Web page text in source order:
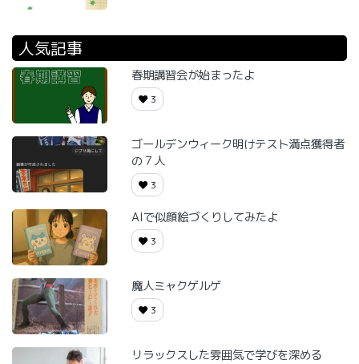
人気記事
春期講習会が始まったよ
3
ゴールデンウィーク明けテスト満点獲得者
の７人
3
AIで似顔絵づくりしてみたよ
3
魔人ミャクゲルゲ
3
リラックスした雰囲気で学びを深める